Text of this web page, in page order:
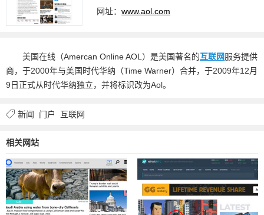
网址：www.aol.com
美国在线（Amercan Online AOL）是美国著名的互联网服务提供
商，于2000年与美国时代华纳（Time Warner）合并，于2009年12月
9日正式从时代华纳独立，并将标识改为Aol。
新闻 门户 互联网
相关网站